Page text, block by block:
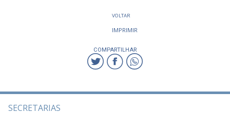
VOLTAR
IMPRIMIR
COMPARTILHAR
SECRETARIAS